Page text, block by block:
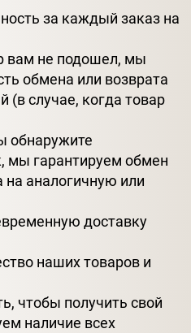
за каждый заказ на
вам не подошел, мы
обмена или возврата
(в случае, когда товар
обнаружите
мы гарантируем обмен
на аналогичную или
доставку
наших товаров и
чтобы получить свой
наличие всех